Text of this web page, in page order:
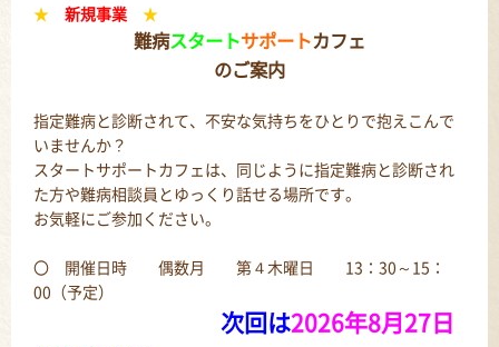
★ 新規事業 ★
難病スタートサポートカフェ
のご案内
指定難病と診断されて、不安な気持ちをひとりで抱えこんで
いませんか？
スタートサポートカフェは、同じように指定難病と診断され
た方や難病相談員とゆっくり話せる場所です。
お気軽にご参加ください。
〇 開催日時 偶数月 第４木曜日 13：30～15：
00（予定）
次回は2026年8月27日